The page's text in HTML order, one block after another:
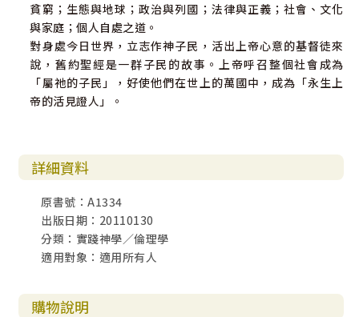
貧窮；生態與地球；政治與列國；法律與正義；社會、文化
與家庭；個人自處之道。
對身處今日世界，立志作神子民，活出上帝心意的基督徒來
說，舊約聖經是一群子民的故事。上帝呼召整個社會成為
「屬祂的子民」，好使他們在世上的萬國中，成為「永生上
帝的活見證人」。
詳細資料
原書號：A1334
出版日期：20110130
分類：實踐神學／倫理學
適用對象：適用所有人
購物說明